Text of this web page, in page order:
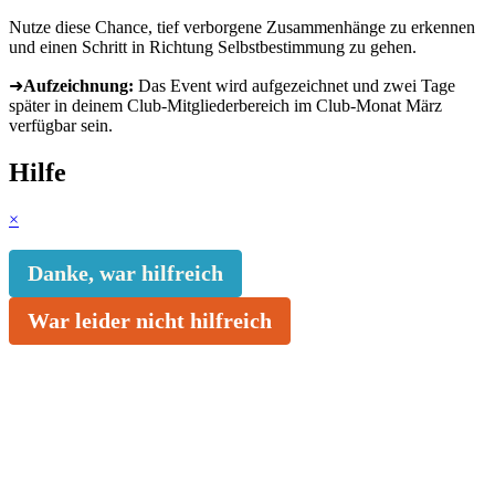
Nutze diese Chance, tief verborgene Zusammenhänge zu erkennen
und einen Schritt in Richtung Selbstbestimmung zu gehen.
➜Aufzeichnung: Das Event wird aufgezeichnet und zwei Tage
später in deinem Club-Mitgliederbereich im Club-Monat März
verfügbar sein.
Hilfe
×
Danke, war hilfreich
War leider nicht hilfreich